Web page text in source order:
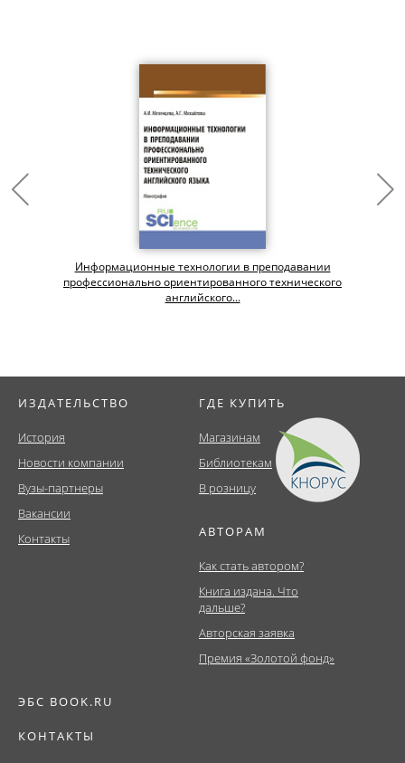
Информационные технологии в преподавании
профессионально ориентированного технического
английского...
ИЗДАТЕЛЬСТВО
История
Новости компании
Вузы-партнеры
Вакансии
Контакты
ГДЕ КУПИТЬ
Магазинам
Библиотекам
В розницу
АВТОРАМ
Как стать автором?
Книга издана. Что
дальше?
Авторская заявка
Премия «Золотой фонд»
ЭБС BOOK.RU
КОНТАКТЫ